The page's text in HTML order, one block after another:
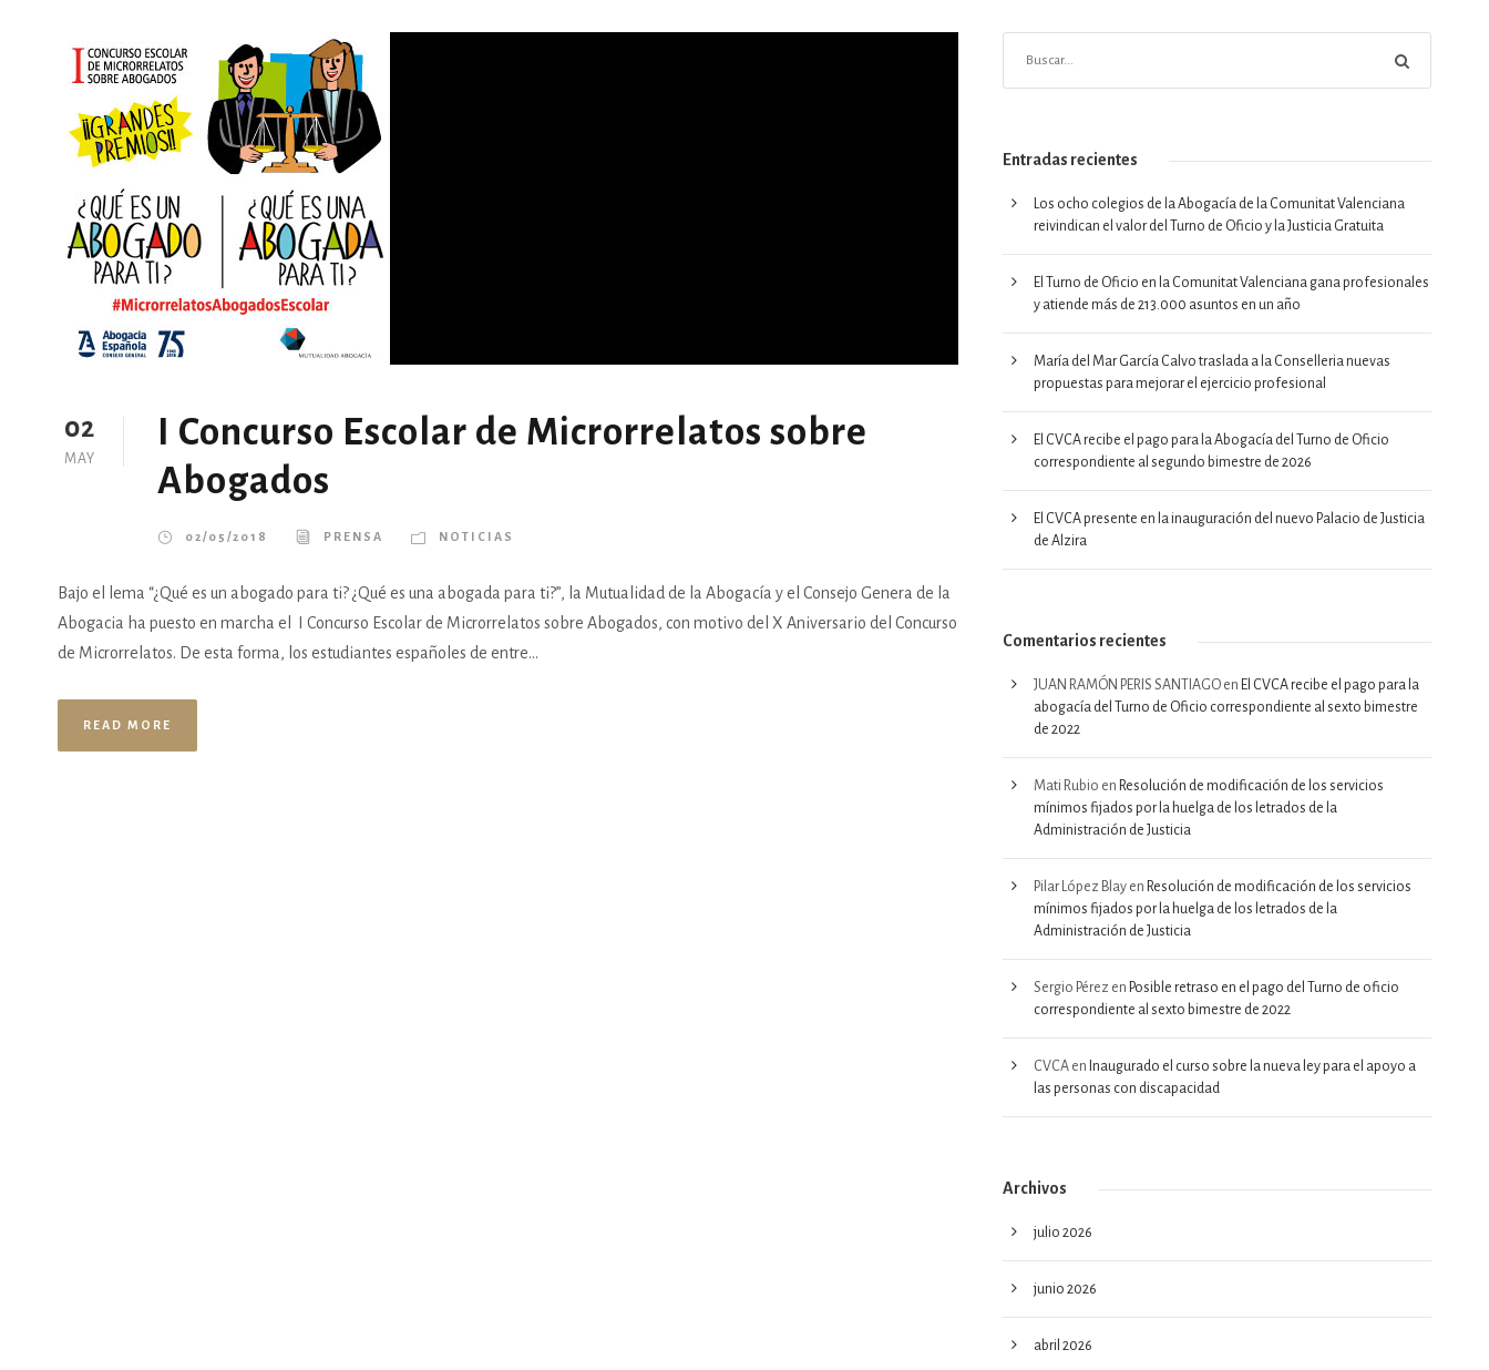
02
MAY
I Concurso Escolar de Microrrelatos sobre
Abogados
02/05/2018 PRENSA NOTICIAS
Bajo el lema “¿Qué es un abogado para ti? ¿Qué es una abogada para ti?”, la Mutualidad de la Abogacía y el Consejo Genera de la
Abogacia ha puesto en marcha el I Concurso Escolar de Microrrelatos sobre Abogados, con motivo del X Aniversario del Concurso
de Microrrelatos. De esta forma, los estudiantes españoles de entre...
READ MORE
Entradas recientes
Los ocho colegios de la Abogacía de la Comunitat Valenciana
reivindican el valor del Turno de Oficio y la Justicia Gratuita
El Turno de Oficio en la Comunitat Valenciana gana profesionales
y atiende más de 213.000 asuntos en un año
María del Mar García Calvo traslada a la Conselleria nuevas
propuestas para mejorar el ejercicio profesional
El CVCA recibe el pago para la Abogacía del Turno de Oficio
correspondiente al segundo bimestre de 2026
El CVCA presente en la inauguración del nuevo Palacio de Justicia
de Alzira
Comentarios recientes
JUAN RAMÓN PERIS SANTIAGO en El CVCA recibe el pago para la
abogacía del Turno de Oficio correspondiente al sexto bimestre
de 2022
Mati Rubio en Resolución de modificación de los servicios
mínimos fijados por la huelga de los letrados de la
Administración de Justicia
Pilar López Blay en Resolución de modificación de los servicios
mínimos fijados por la huelga de los letrados de la
Administración de Justicia
Sergio Pérez en Posible retraso en el pago del Turno de oficio
correspondiente al sexto bimestre de 2022
CVCA en Inaugurado el curso sobre la nueva ley para el apoyo a
las personas con discapacidad
Archivos
julio 2026
junio 2026
abril 2026